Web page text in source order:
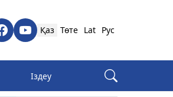
Қаз Төте Lat Рус